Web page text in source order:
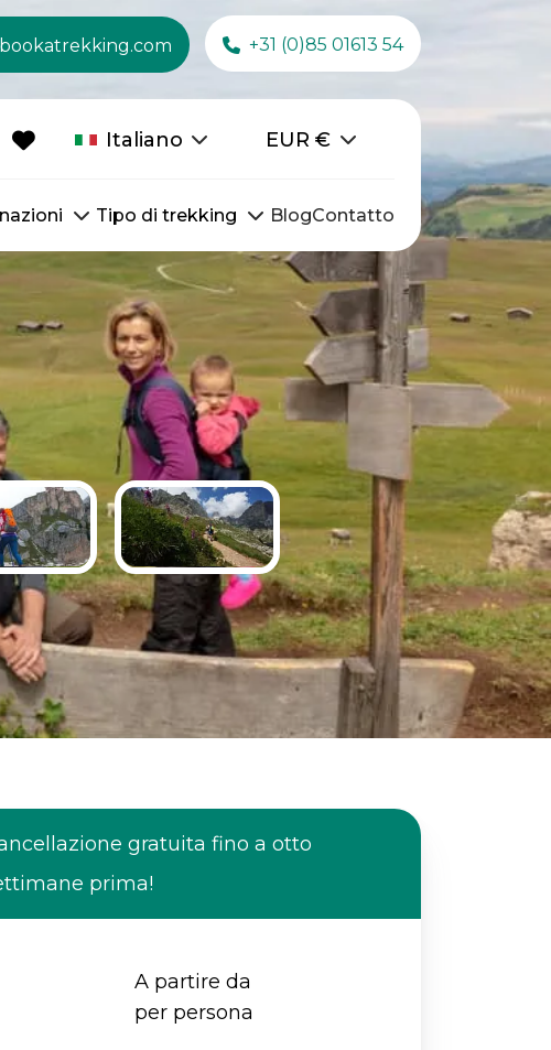
+31 (0)85 01613 54
Italiano EUR €
Tipo di trekking BlogContatto
gratuita fino a otto
prima!
A partire da
per persona